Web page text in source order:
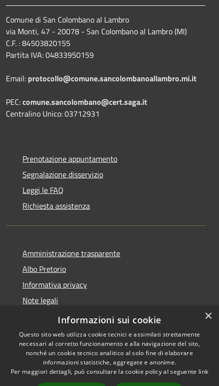
Comune di San Colombano al Lambro
via Monti, 47 - 20078 - San Colombano al Lambro (MI)
C.F. : 84503820155
Partita IVA: 04833950159
Email: protocollo@comune.sancolombanoallambro.mi.it
PEC:comune.sancolombano@cert.saga.it
Centralino Unico: 03712931
Prenotazione appuntamento
Segnalazione disservizio
Leggi le FAQ
Richiesta assistenza
Amministrazione trasparente
Albo Pretorio
Informativa privacy
Note legali
Dichiarazione di accessibilità
Accessibilità
Copyright © 2026 • Comune di
San Colombano al Lambro •
×
Informazioni sui cookie
Questo sito web utilizza cookie tecnici e assimilati strettamente
necessari al corretto funzionamento e alla navigazione del sito,
nonché un cookie tecnico analitico al solo fine di elaborare
informazioni statistiche, aggregate e anonime.
Per maggiori dettagli, può consultare la cookie policy al seguente link